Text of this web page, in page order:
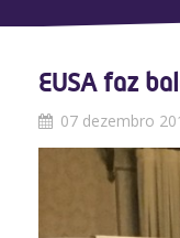
EUSA faz
07 dezembro